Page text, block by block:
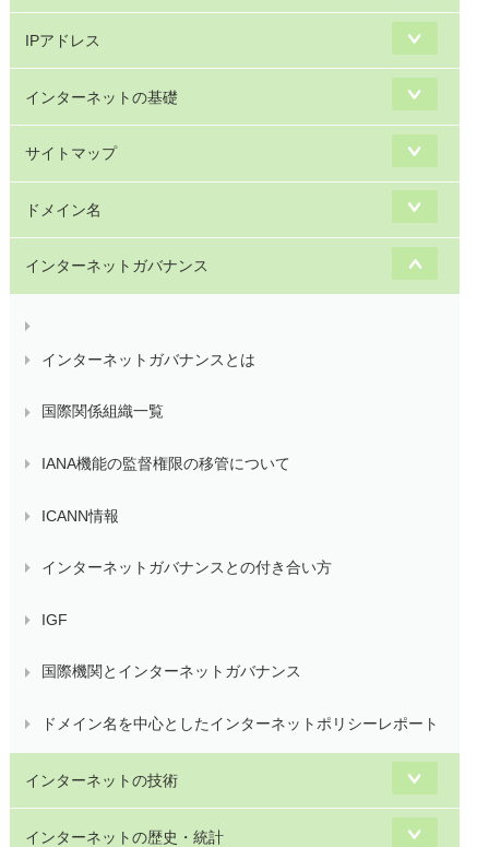
IPアドレス
インターネットの基礎
サイトマップ
ドメイン名
インターネットガバナンス
インターネットガバナンスとは
国際関係組織一覧
IANA機能の監督権限の移管について
ICANN情報
インターネットガバナンスとの付き合い方
IGF
国際機関とインターネットガバナンス
ドメイン名を中心としたインターネットポリシーレポート
インターネットの技術
インターネットの歴史・統計